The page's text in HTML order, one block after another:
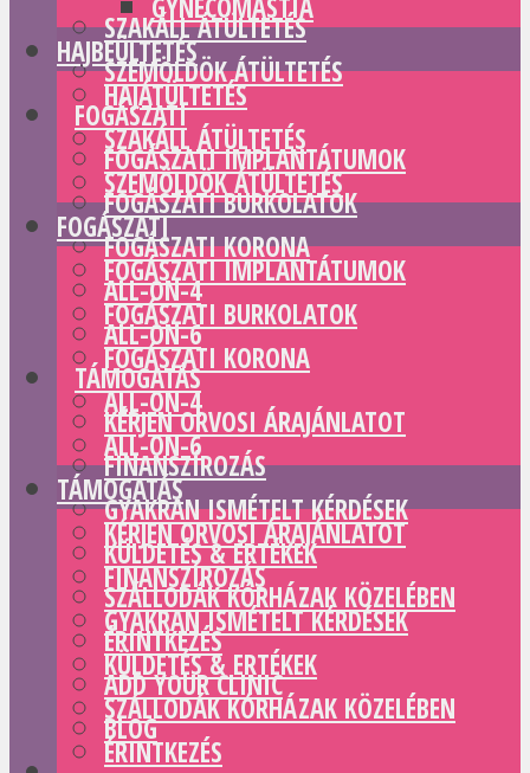
SZAKÁLL ÁTÜLTETÉS
SZEMÖLDÖK ÁTÜLTETÉS
FOGÁSZATI
FOGÁSZATI IMPLANTÁTUMOK
FOGÁSZATI BURKOLATOK
FOGÁSZATI KORONA
ALL-ON-4
ALL-ON-6
TÁMOGATÁS
KÉRJEN ORVOSI ÁRAJÁNLATOT
FINANSZÍROZÁS
GYAKRAN ISMÉTELT KÉRDÉSEK
KÜLDETÉS & ERTÉKEK
SZÁLLODÁK KÓRHÁZAK KÖZELÉBEN
ÉRINTKEZÉS
ADD YOUR CLINIC
BLOG
GYNECOMASTIA
HAJBEÜLTETÉS
HAJÁTÜLTETÉS
SZAKÁLL ÁTÜLTETÉS
SZEMÖLDÖK ÁTÜLTETÉS
FOGÁSZATI
FOGÁSZATI IMPLANTÁTUMOK
FOGÁSZATI BURKOLATOK
FOGÁSZATI KORONA
ALL-ON-4
ALL-ON-6
TÁMOGATÁS
KÉRJEN ORVOSI ÁRAJÁNLATOT
FINANSZÍROZÁS
GYAKRAN ISMÉTELT KÉRDÉSEK
KÜLDETÉS & ERTÉKEK
SZÁLLODÁK KÓRHÁZAK KÖZELÉBEN
ÉRINTKEZÉS